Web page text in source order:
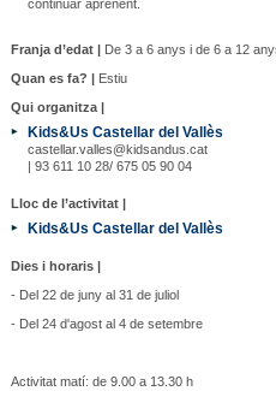
continuar aprenent.
Franja d’edat |
De 3 a 6 anys i de 6 a 12
Quan es fa? |
Estiu
Qui organitza |
Kids&Us Castellar del Vallès
castellar.valles@kidsandus.cat
| 93 611 10 28/ 675 05 90 04
Lloc de l’activitat |
Kids&Us Castellar del Vallès
Dies i horaris |
- Del 22 de juny al 31 de juliol
- Del 24 d'agost al 4 de setembre
Activitat matí: de 9.00 a 13.30 h